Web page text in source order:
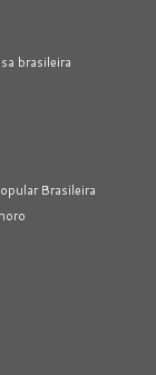
brasileira
Brasileira